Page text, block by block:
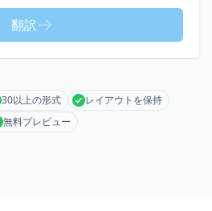
翻訳
30以上の形式
レイアウトを保持
無料プレビュー